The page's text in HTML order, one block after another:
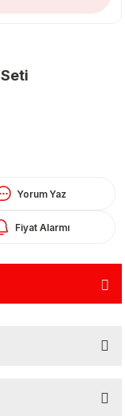
Yorum Yaz
Fiyat Alarmı